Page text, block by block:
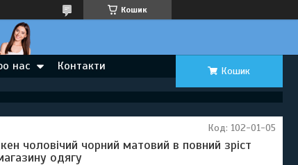
Кошик
нас Контакти Кошик
чоловічий чорний матовий в повний зріст
одягу
Код: 102-01-05